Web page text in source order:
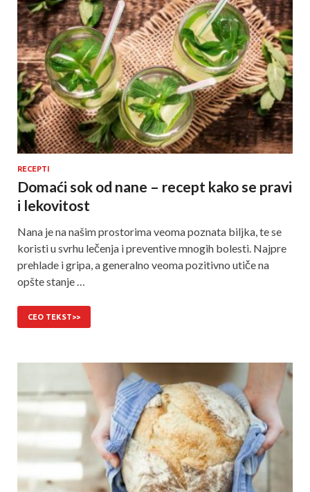
RECEPTI
Domaći sok od nane – recept kako se pravi
i lekovitost
Nana je na našim prostorima veoma poznata biljka, te se
koristi u svrhu lečenja i preventive mnogih bolesti. Najpre
prehlade i gripa, a generalno veoma pozitivno utiče na
opšte stanje …
CEO TEKST>>